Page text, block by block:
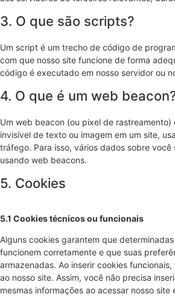
3. O que são scripts?
Um script é um trecho de código de
com que nosso site funcione de forma
código é executado em nosso servidor ou
4. O que é um web
Um web beacon (ou pixel de
invisível de texto ou imagem em um site,
tráfego. Para isso, vários dados sobre você
usando web beacons.
5. Cookies
5.1 Cookies técnicos ou funcionais
Alguns cookies garantem que
funcionem corretamente e que suas
armazenadas. Ao inserir cookies
ao nosso site. Assim, você não precisa
mesmas informações ao acessar nosso